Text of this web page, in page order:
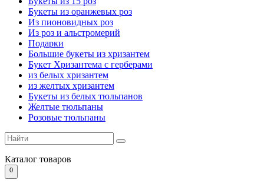
Букеты из оранжевых роз
Из пионовидных роз
Из роз и альстромерий
Подарки
Большие букеты из хризантем
Букет Хризантема с герберами
из белых хризантем
из желтых хризантем
Букеты из белых тюльпанов
Желтые тюльпаны
Розовые тюльпаны
Каталог товаров
0